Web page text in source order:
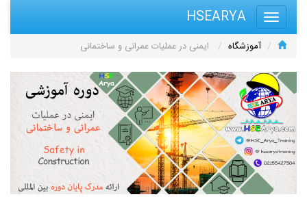
HSEARYA
آموزشگاه ایمنی در عملیات عمرانی و ساختمانی